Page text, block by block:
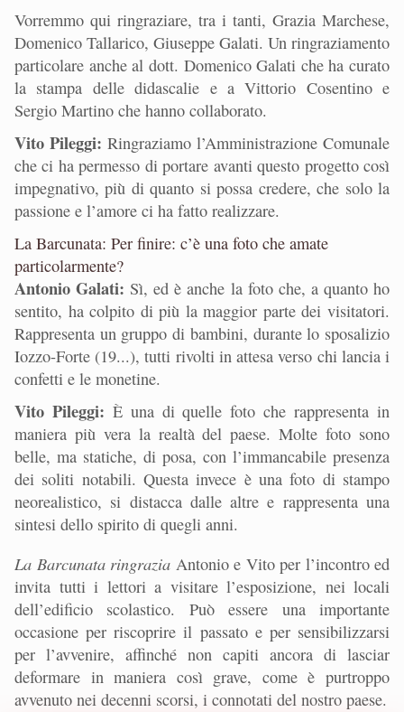
Vorremmo qui ringraziare, tra i tanti, Grazia Marchese,
Domenico Tallarico, Giuseppe Galati. Un ringraziamento
particolare anche al dott. Domenico Galati che ha curato
la stampa delle didascalie e a Vittorio Cosentino e
Sergio Martino che hanno collaborato.
Vito Pileggi: Ringraziamo l’Amministrazione Comunale
che ci ha permesso di portare avanti questo progetto così
impegnativo, più di quanto si possa credere, che solo la
passione e l’amore ci ha fatto realizzare.
La Barcunata: Per finire: c’è una foto che amate
particolarmente?
Antonio Galati: Sì, ed è anche la foto che, a quanto ho
sentito, ha colpito di più la maggior parte dei visitatori.
Rappresenta un gruppo di bambini, durante lo sposalizio
Iozzo-Forte (19...), tutti rivolti in attesa verso chi lancia i
confetti e le monetine.
Vito Pileggi: È una di quelle foto che rappresenta in
maniera più vera la realtà del paese. Molte foto sono
belle, ma statiche, di posa, con l’immancabile presenza
dei soliti notabili. Questa invece è una foto di stampo
neorealistico, si distacca dalle altre e rappresenta una
sintesi dello spirito di quegli anni.
La Barcunata ringrazia Antonio e Vito per l’incontro ed
invita tutti i lettori a visitare l’esposizione, nei locali
dell’edificio scolastico. Può essere una importante
occasione per riscoprire il passato e per sensibilizzarsi
per l’avvenire, affinché non capiti ancora di lasciar
deformare in maniera così grave, come è purtroppo
avvenuto nei decenni scorsi, i connotati del nostro paese.